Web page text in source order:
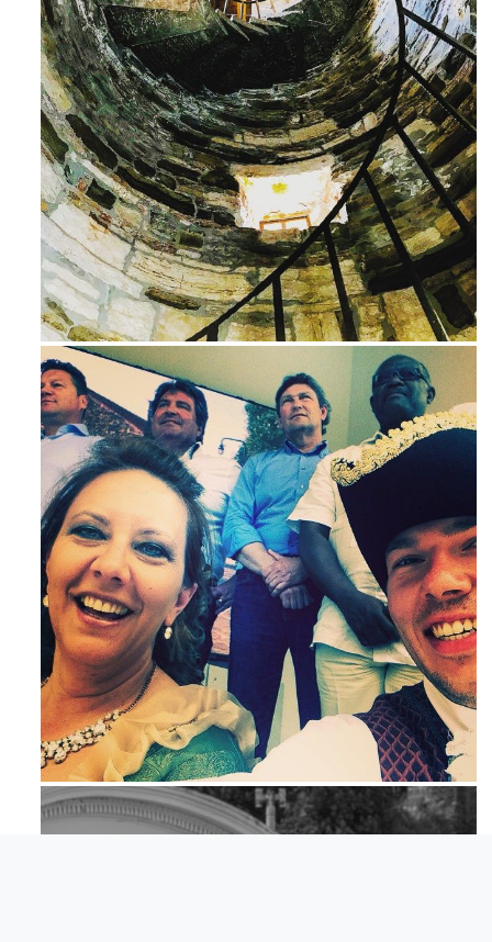
Avg 3
Maj 23